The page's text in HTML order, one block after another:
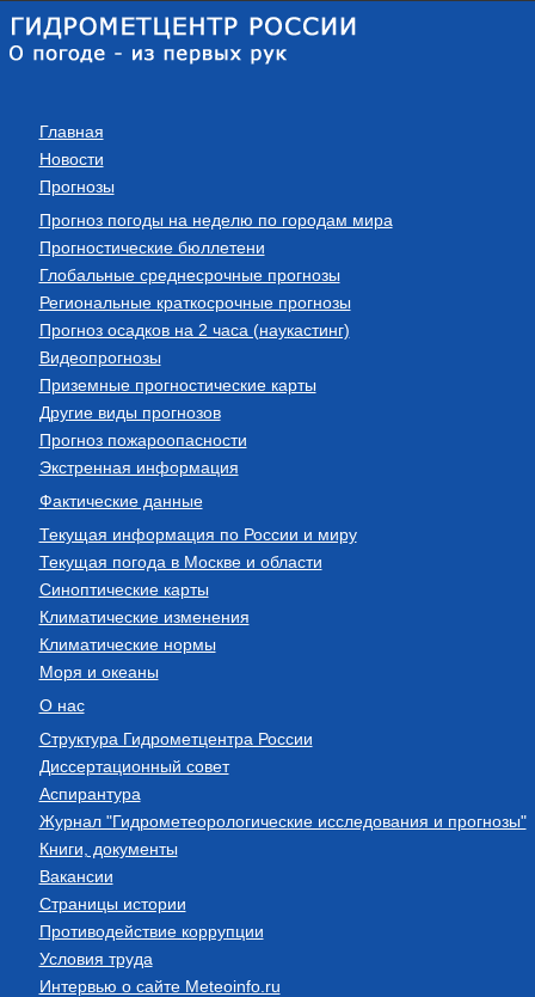
Главная
Новости
Прогнозы
Прогноз погоды на неделю по городам мира
Прогностические бюллетени
Глобальные среднесрочные прогнозы
Региональные краткосрочные прогнозы
Прогноз осадков на 2 часа (наукастинг)
Видеопрогнозы
Приземные прогностические карты
Другие виды прогнозов
Прогноз пожароопасности
Экстренная информация
Фактические данные
Текущая информация по России и миру
Текущая погода в Москве и области
Синоптические карты
Климатические изменения
Климатические нормы
Моря и океаны
О нас
Структура Гидрометцентра России
Диссертационный совет
Аспирантура
Журнал "Гидрометеорологические исследования и прогнозы"
Книги, документы
Вакансии
Страницы истории
Противодействие коррупции
Условия труда
Интервью о сайте Meteoinfo.ru